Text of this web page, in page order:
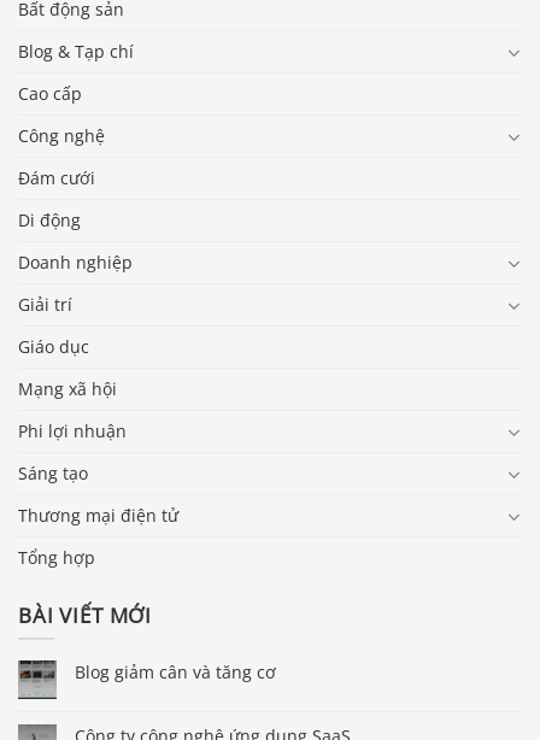
Bất động sản
Blog & Tạp chí
Cao cấp
Công nghệ
Đám cưới
Di động
Doanh nghiệp
Giải trí
Giáo dục
Mạng xã hội
Phi lợi nhuận
Sáng tạo
Thương mại điện tử
Tổng hợp
BÀI VIẾT MỚI
Blog giảm cân và tăng cơ